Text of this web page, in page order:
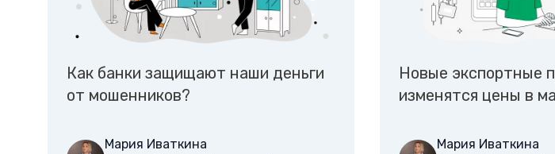
Как банки защищают наши деньги
от мошенников?
Мария Иваткина
Новые экспортные
изменятся цены в
Мария Иваткина